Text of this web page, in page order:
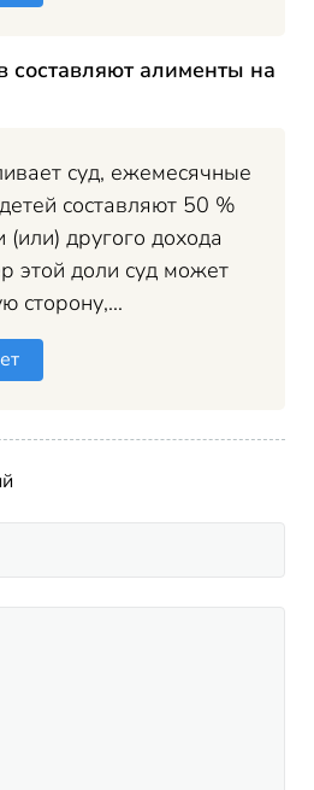
составляют алименты на
суд, ежемесячные
составляют 50 %
(или) другого дохода
этой доли суд может
сторону,...